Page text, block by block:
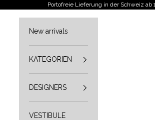
Zum Inhalt springenPortofreie Lieferung in der Schweiz ab
New arrivals
KATEGORIEN
DESIGNERS
VESTIBULE